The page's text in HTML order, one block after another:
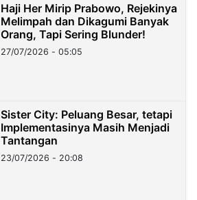
Haji Her Mirip Prabowo, Rejekinya
Melimpah dan Dikagumi Banyak
Orang, Tapi Sering Blunder!
27/07/2026 - 05:05
Sister City: Peluang Besar, tetapi
Implementasinya Masih Menjadi
Tantangan
23/07/2026 - 20:08